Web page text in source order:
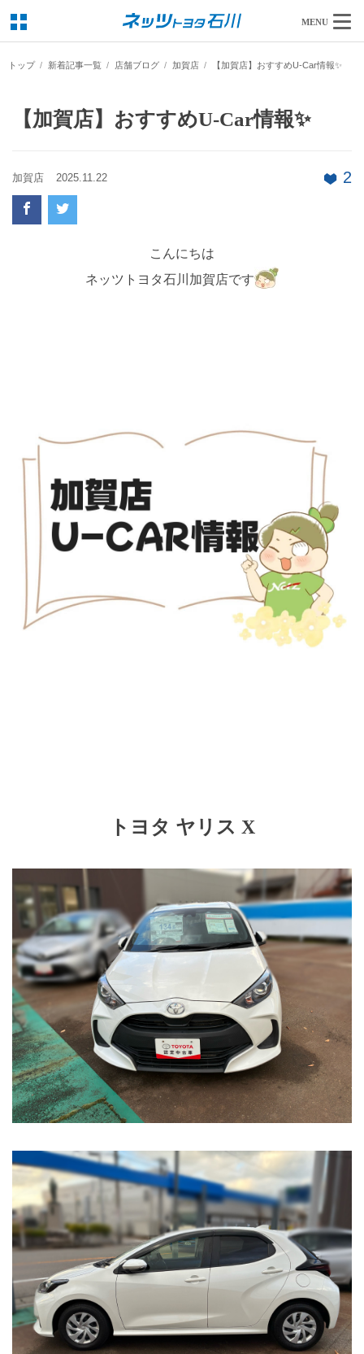
MENU
トップ 新着記事一覧 店舗ブログ 加賀店 【加賀店】おすすめU-Car情報✨
【加賀店】おすすめU-Car情報✨
加賀店 2025.11.22 2
こんにちは
ネッツトヨタ石川加賀店です
トヨタ ヤリス X